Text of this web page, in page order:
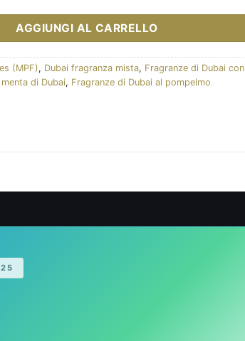
AGGIUNGI AL CARRELLO
(MPF), Dubai fragranza mista, Fragranze di Dubai con
di Dubai, Fragranze di Dubai al pompelmo